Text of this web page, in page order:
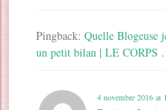
Pingback:Quelle Blogeuse
un petit bilan | LE
4 novembre 2016 at